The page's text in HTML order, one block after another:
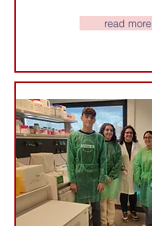
read more